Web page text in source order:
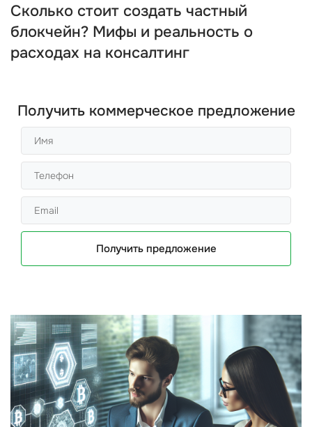
Сколько стоит создать частный
блокчейн? Мифы и реальность о
расходах на консалтинг
Получить коммерческое предложение
Получить предложение